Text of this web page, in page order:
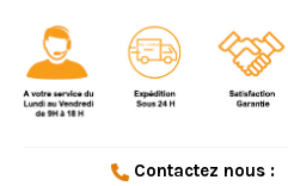
Contactez nous :